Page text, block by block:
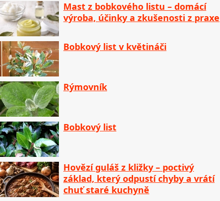
Mast z bobkového listu – domácí
výroba, účinky a zkušenosti z praxe
Bobkový list v květináči
Rýmovník
Bobkový list
Hovězí guláš z kližky – poctivý
základ, který odpustí chyby a vrátí
chuť staré kuchyně